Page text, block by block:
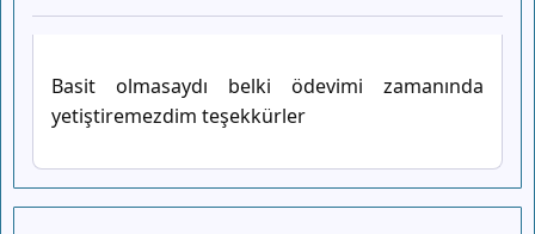
Basit olmasaydı belki ödevimi zamanında
yetiştiremezdim teşekkürler